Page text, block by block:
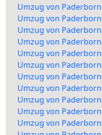
Umzug von
Umzug von
Umzug von
Umzug von
Umzug von
Umzug von
Umzug von
Umzug von
Umzug von
Umzug von
Umzug von